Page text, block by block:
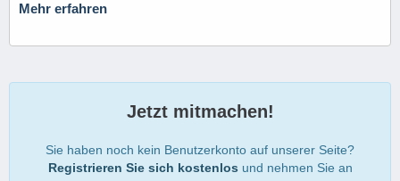
Mehr erfahren
Jetzt mitmachen!
Sie haben noch kein Benutzerkonto auf unserer Seite?
Registrieren Sie sich kostenlos und nehmen Sie an